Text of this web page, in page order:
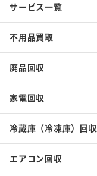
サービス一覧
不用品買取
廃品回収
家電回収
冷蔵庫（冷凍庫）回収
エアコン回収